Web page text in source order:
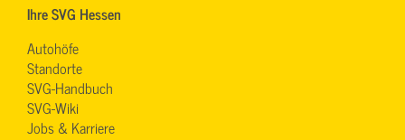
Ihre SVG Hessen
Autohöfe
Standorte
SVG-Handbuch
SVG-Wiki
Jobs & Karriere